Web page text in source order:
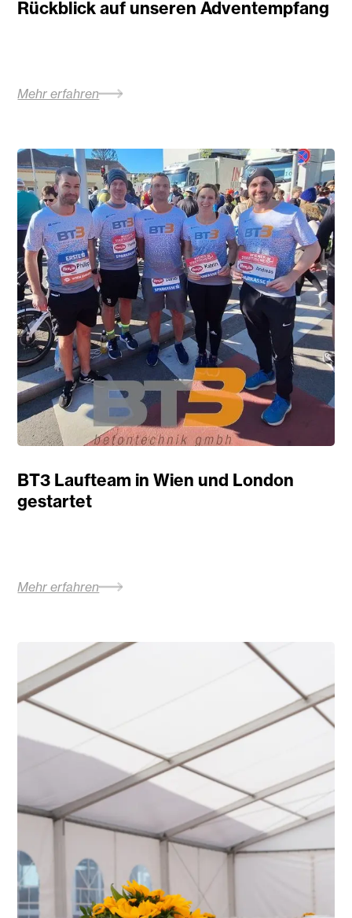
Rückblick auf unseren Adventempfang
Mehr erfahren
BT3 Laufteam in Wien und London
gestartet
Mehr erfahren